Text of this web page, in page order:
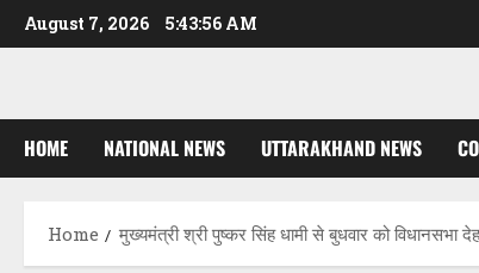
Skip
to
August 7, 2026 5:43:56 AM
HOME NATIONAL NEWS UTTARAKHAND NEWS
Home मुख्यमंत्री श्री पुष्कर सिंह धामी से बुधवार को